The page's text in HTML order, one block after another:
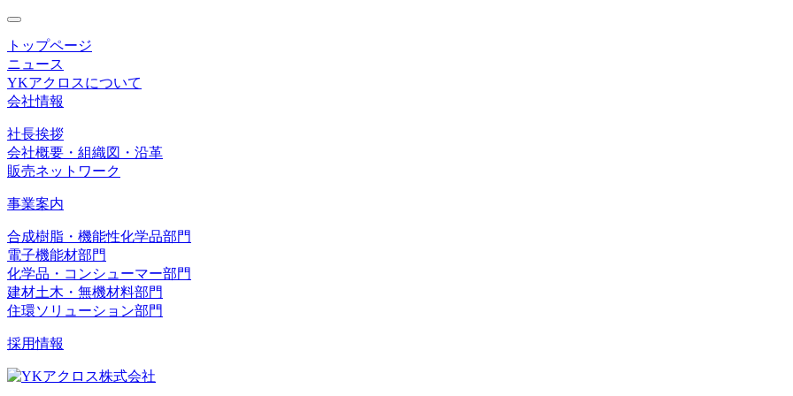
toggle
navigation
トップページ
ニュース
YKアクロスについて
会社情報
社長挨拶
会社概要・組織図・沿革
販売ネットワーク
事業案内
合成樹脂・機能性化学品部門
電子機能材部門
化学品・コンシューマー部門
建材土木・無機材料部門
住環ソリューション部門
採用情報